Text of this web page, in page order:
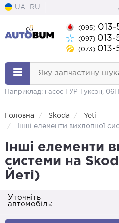
UA RU
(095)
(097) 013-
(073) 013-
Яку запчастину
Наприклад: насос ГУР Туксон,
Головна Skoda
Yeti
Інші елементи вихлопної
Інші елементи
системи на
Йеті)
Уточніть
автомобіль: